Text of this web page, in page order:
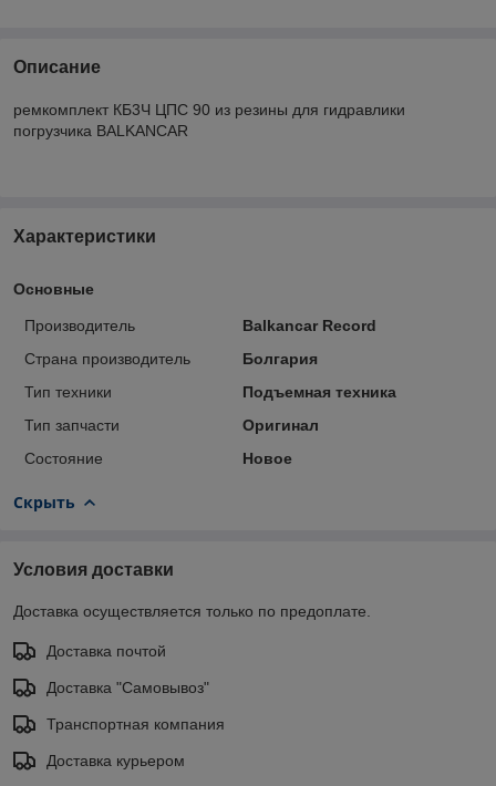
Описание
ремкомплект КБ3Ч ЦПС 90 из резины для гидравлики
погрузчика BALKANCAR
Характеристики
Основные
Производитель
Balkancar Record
Страна производитель
Болгария
Тип техники
Подъемная техника
Тип запчасти
Оригинал
Состояние
Новое
Скрыть
Условия доставки
Доставка осуществляется только по предоплате.
Доставка почтой
Доставка "Самовывоз"
Транспортная компания
Доставка курьером